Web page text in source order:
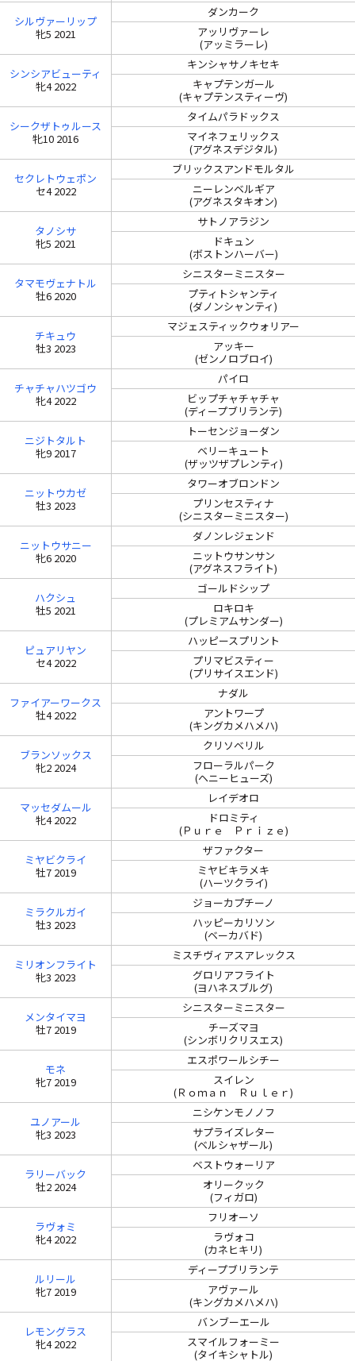
シルヴァーリップ
牝5 2021
ダンカーク
アッリヴァーレ
(アッミラーレ)
シンシアビューティ
牝4 2022
キンシャサノキセキ
キャプテンガール
(キャプテンスティーヴ)
シークザトゥルース
牝10 2016
タイムパラドックス
マイネフェリックス
(アグネスデジタル)
セクレトウェポン
セ4 2022
ブリックスアンドモルタル
ニーレンベルギア
(アグネスタキオン)
タノシサ
牝5 2021
サトノアラジン
ドキュン
(ボストンハーバー)
タマモヴェナトル
牡6 2020
シニスターミニスター
プティトシャンティ
(ダノンシャンティ)
チキュウ
牡3 2023
マジェスティックウォリアー
アッキー
(ゼンノロブロイ)
チャチャハツゴウ
牝4 2022
パイロ
ビップチャチャチャ
(ディープブリランテ)
ニジトタルト
牝9 2017
トーセンジョーダン
ベリーキュート
(ザッツザプレンティ)
ニットウカゼ
牡3 2023
タワーオブロンドン
プリンセスティナ
(シニスターミニスター)
ニットウサニー
牝6 2020
ダノンレジェンド
ニットウサンサン
(アグネスフライト)
ハクシュ
牡5 2021
ゴールドシップ
ロキロキ
(プレミアムサンダー)
ピュアリヤン
セ4 2022
ハッピースプリント
プリマビスティー
(プリサイスエンド)
ファイアーワークス
牡4 2022
ナダル
アントワープ
(キングカメハメハ)
ブランソックス
牝2 2024
クリソベリル
フローラルパーク
(ヘニーヒューズ)
マッセダムール
牝4 2022
レイデオロ
ドロミティ
(Ｐｕｒｅ Ｐｒｉｚｅ)
ミヤビクライ
牡7 2019
ザファクター
ミヤビキラメキ
(ハーツクライ)
ミラクルガイ
牡3 2023
ジョーカプチーノ
ハッピーカリソン
(ベーカバド)
ミリオンフライト
牝3 2023
ミスチヴィアスアレックス
グロリアフライト
(ヨハネスブルグ)
メンタイマヨ
牡7 2019
シニスターミニスター
チーズマヨ
(シンボリクリスエス)
モネ
牝7 2019
エスポワールシチー
スイレン
(Ｒｏｍａｎ Ｒｕｌｅｒ)
ユノアール
牝3 2023
ニシケンモノノフ
サプライズレター
(ベルシャザール)
ラリーバック
牡2 2024
ベストウォーリア
オリークック
(フィガロ)
ラヴォミ
牝4 2022
フリオーソ
ラヴォコ
(カネヒキリ)
ルリール
牝7 2019
ディープブリランテ
アヴァール
(キングカメハメハ)
レモングラス
牝4 2022
バンブーエール
スマイルフォーミー
(タイキシャトル)